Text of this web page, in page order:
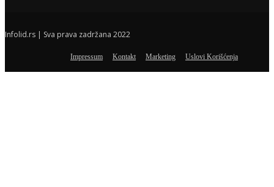
Infolid.rs | Sva prava zadržana 2022
Impressum Kontakt Marketing Uslovi Korišćenja